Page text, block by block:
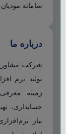
سامانه مودیان
درباره ما
تولید نرم
زمینه
حسابداری،
نیاز